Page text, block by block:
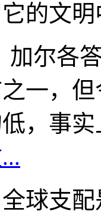
的文
加尔各
一，
，事
全球支